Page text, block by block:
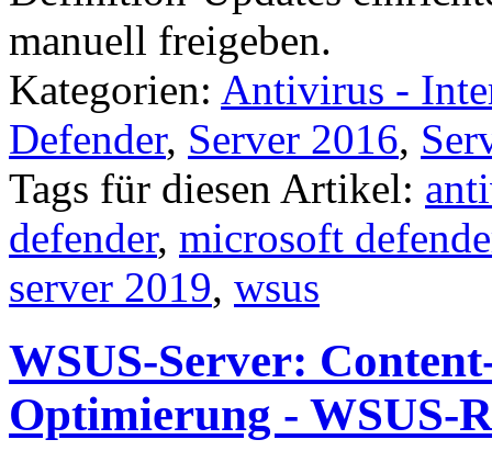
manuell freigeben.
Kategorien: Antivirus -
Defender, Server 2016,
Tags für diesen Artikel:
defender, microsoft
server 2019, wsus
WSUS-Server:
Optimierung - WSUS-